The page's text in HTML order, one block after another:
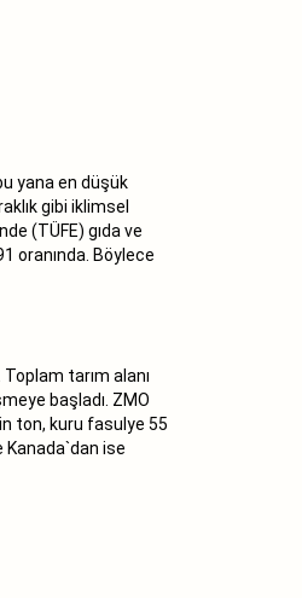
yana en düşük
gibi iklimsel
(TÜFE) gıda ve
oranında. Böylece
tarım alanı
başladı. ZMO
ton, kuru fasulye 55
Kanada`dan ise